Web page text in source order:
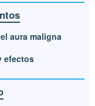
aura maligna
efectos